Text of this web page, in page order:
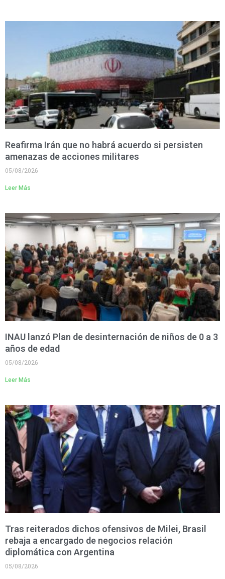
Reafirma Irán que no habrá acuerdo si persisten
amenazas de acciones militares
05/08/2026
Leer Más
INAU lanzó Plan de desinternación de niños de 0 a 3
años de edad
05/08/2026
Leer Más
Tras reiterados dichos ofensivos de Milei, Brasil
rebaja a encargado de negocios relación
diplomática con Argentina
05/08/2026